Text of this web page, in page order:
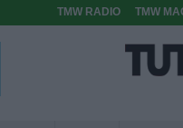
TMW RADIO TMW